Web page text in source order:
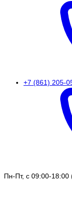
+7 (861) 205-
Пн-Пт, с 09:00-